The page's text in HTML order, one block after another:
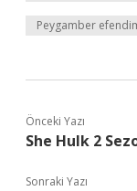
Peygamber
Önceki Yazı
She Hulk 2
Sonraki Yazı